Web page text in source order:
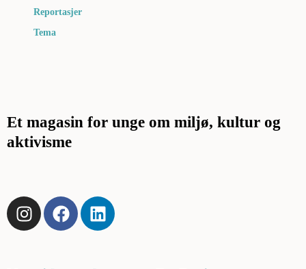
Reportasjer
Tema
Et magasin for unge om miljø, kultur og
aktivisme
I
n
F
a
L
i